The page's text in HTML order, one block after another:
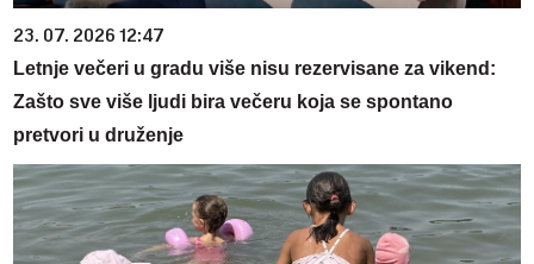
23. 07. 2026 12:47
Letnje večeri u gradu više nisu rezervisane za vikend:
Zašto sve više ljudi bira večeru koja se spontano
pretvori u druženje